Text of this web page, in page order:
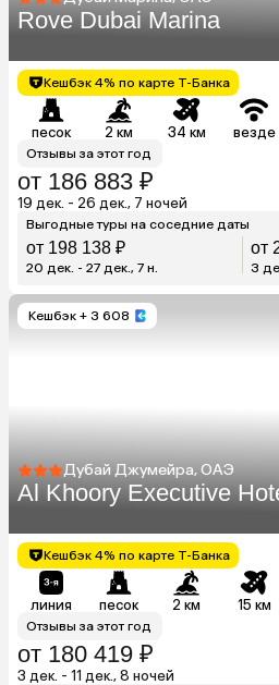
Rove Dubai Marina
Кешбэк 4% по карте Т-Банка
песок 2 км 34 км везде
Отзывы за этот год
от 186 883 ₽
19 дек. - 26 дек., 7 ночей
Выгодные туры на соседние даты
от 198 138 ₽
20 дек. - 27 дек., 7 н.
от
3
Кешбэк + 3 608
Дубай Джумейра, ОАЭ
Al Khoory Executive
Кешбэк 4% по карте Т-Банка
линия песок 2 км 15 км
Отзывы за этот год
от 180 419 ₽
3 дек. - 11 дек., 8 ночей